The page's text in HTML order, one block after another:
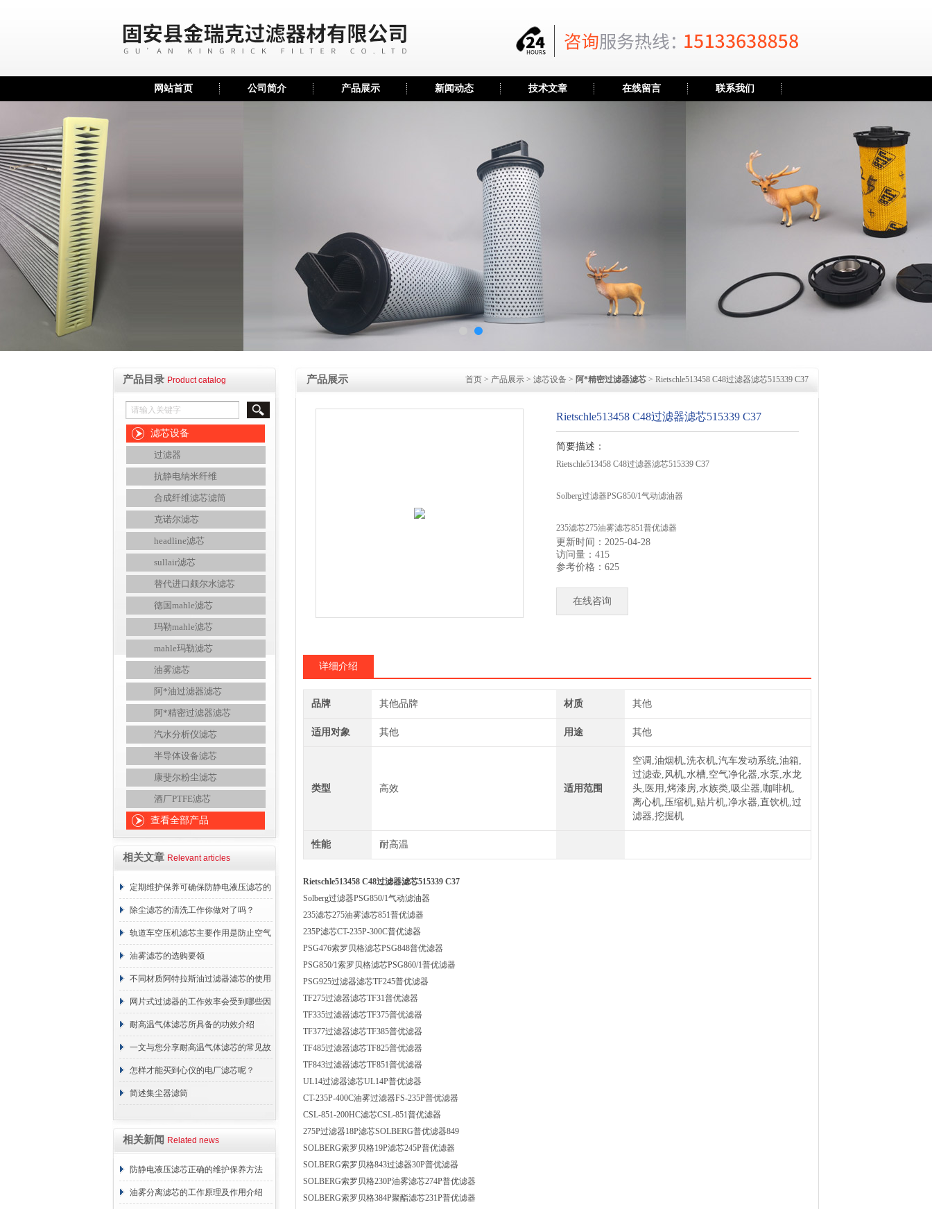
网站首页 公司简介 产品展示 新闻动态 技术文章 在线留言 联系我们
产品目录 Product catalog
滤芯设备
过滤器
抗静电纳米纤维
合成纤维滤芯滤筒
克诺尔滤芯
headline滤芯
sullair滤芯
替代进口颇尔水滤芯
德国mahle滤芯
玛勒mahle滤芯
mahle玛勒滤芯
油雾滤芯
阿*油过滤器滤芯
阿*精密过滤器滤芯
汽水分析仪滤芯
半导体设备滤芯
康斐尔粉尘滤芯
酒厂PTFE滤芯
查看全部产品
相关文章 Relevant articles
定期维护保养可确保防静电液压滤芯的
正常工作
除尘滤芯的清洗工作你做对了吗？
轨道车空压机滤芯主要作用是防止空气
中的杂质和油脂浓度升高
油雾滤芯的选购要领
不同材质阿特拉斯油过滤器滤芯的使用
周期区别介绍
网片式过滤器的工作效率会受到哪些因
素的影响？
耐高温气体滤芯所具备的功效介绍
一文与您分享耐高温气体滤芯的常见故
障相应解决方法
怎样才能买到心仪的电厂滤芯呢？
简述集尘器滤筒
相关新闻 Related news
防静电液压滤芯正确的维护保养方法
油雾分离滤芯的工作原理及作用介绍
产品展示 首页 > 产品展示 > 滤芯设备 > 阿*精密过滤器滤芯 > Rietschle513458 C48过滤器滤芯515339 C37
Rietschle513458 C48过滤器滤芯515339 C37
简要描述：
Rietschle513458 C48过滤器滤芯515339 C37
Solberg过滤器PSG850/1气动滤油器
235滤芯275油雾滤芯851普优滤器
235P滤芯CT-235P-300C普优滤器
更新时间：2025-04-28
访问量：415
参考价格：625
在线咨询
详细介绍
品牌 其他品牌 材质 其他
适用对象 其他 用途 其他
类型 高效 适用范围
空调,油烟机,洗衣机,汽车发动系统,油箱,
过滤壶,风机,水槽,空气净化器,水泵,水龙
头,医用,烤漆房,水族类,吸尘器,咖啡机,
离心机,压缩机,贴片机,净水器,直饮机,过
滤器,挖掘机
性能 耐高温
Rietschle513458 C48过滤器滤芯515339 C37
Solberg过滤器PSG850/1气动滤油器
235滤芯275油雾滤芯851普优滤器
235P滤芯CT-235P-300C普优滤器
PSG476索罗贝格滤芯PSG848普优滤器
PSG850/1索罗贝格滤芯PSG860/1普优滤器
PSG925过滤器滤芯TF245普优滤器
TF275过滤器滤芯TF31普优滤器
TF335过滤器滤芯TF375普优滤器
TF377过滤器滤芯TF385普优滤器
TF485过滤器滤芯TF825普优滤器
TF843过滤器滤芯TF851普优滤器
UL14过滤器滤芯UL14P普优滤器
CT-235P-400C油雾过滤器FS-235P普优滤器
CSL-851-200HC滤芯CSL-851普优滤器
275P过滤器18P滤芯SOLBERG普优滤器849
SOLBERG索罗贝格19P滤芯245P普优滤器
SOLBERG索罗贝格843过滤器30P普优滤器
SOLBERG索罗贝格230P油雾滤芯274P普优滤器
SOLBERG索罗贝格384P聚酯滤芯231P普优滤器